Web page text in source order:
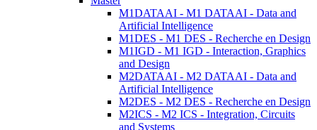
M1DATAAI - M1 DATAAI - Data and
Artificial Intelligence
M1DES - M1 DES - Recherche en Design
M1IGD - M1 IGD - Interaction, Graphics
and Design
M2DATAAI - M2 DATAAI - Data and
Artificial Intelligence
M2DES - M2 DES - Recherche en Design
M2ICS - M2 ICS - Integration, Circuits
and Systems